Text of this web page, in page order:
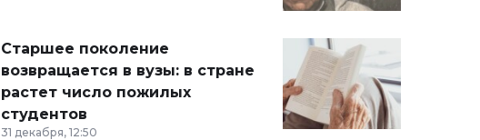
Старшее поколение
возвращается в вузы: в стране
растет число пожилых
студентов
31 декабря, 12:50